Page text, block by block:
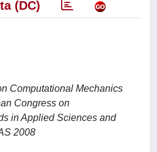
(DC)
Computational Mechanics
Congress on
in Applied Sciences and
2008